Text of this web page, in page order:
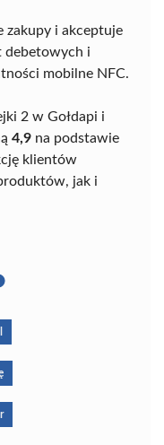
zakupy i akceptuje
debetowych i
mobilne NFC.
2 w Gołdapi i
4,9 na podstawie
klientów
jak i